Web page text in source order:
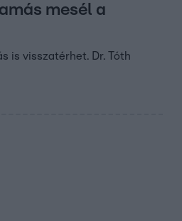
mesél a
is visszatérhet. Dr. Tóth